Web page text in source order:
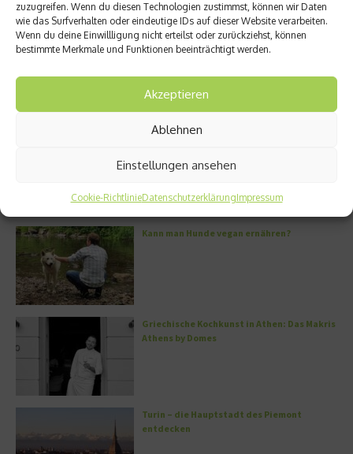
zuzugreifen. Wenn du diesen Technologien zustimmst, können wir Daten
wie das Surfverhalten oder eindeutige IDs auf dieser Website verarbeiten.
Wenn du deine Einwillligung nicht erteilst oder zurückziehst, können
bestimmte Merkmale und Funktionen beeinträchtigt werden.
Akzeptieren
Ablehnen
Einstellungen ansehen
Cookie-RichtlinieDatenschutzerklärungImpressum
Meistgelesen
Street Art Glossar – Die Codes der Szene
Kann man Hunde vegan ernähren?
Griechische Kochkunst in Athen: Das Makris
Athens by Domes
Turin – die Hauptstadt des Piemont
entdecken